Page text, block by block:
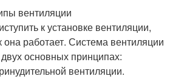
вентиляции
к установке вентиляции,
она работает. Система вентиляции
основных принципах:
вентиляции.